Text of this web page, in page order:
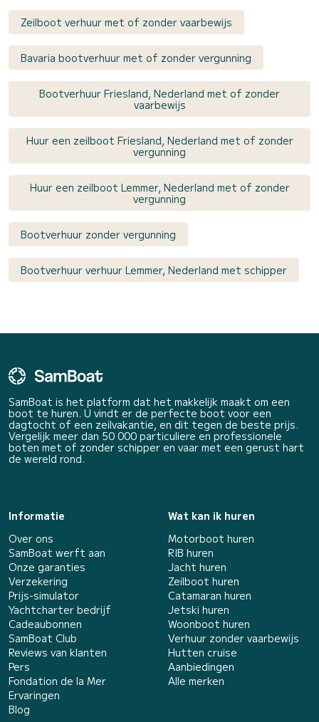
Zeilboot verhuur met of zonder vaarbewijs
Bavaria bootverhuur met of zonder vergunning
Bootverhuur Friesland, Nederland met of zonder
vaarbewijs
Huur een zeilboot Friesland, Nederland met of zonder
vergunning
Huur een zeilboot Lemmer, Nederland met of zonder
vergunning
Bootverhuur zonder vergunning
Bootverhuur verhuur Lemmer, Nederland met schipper
SamBoat is het platform dat het makkelijk maakt om een
boot te huren. U vindt er de perfecte boot voor een
dagtocht of een zeilvakantie, en dit tegen de beste prijs.
Vergelijk meer dan 50 000 particuliere en professionele
boten met of zonder schipper en vaar met een gerust hart
de wereld rond.
Informatie
Over ons
SamBoat werft aan
Onze garanties
Verzekering
Prijs-simulator
Yachtcharter bedrijf
Cadeaubonnen
SamBoat Club
Reviews van klanten
Pers
Fondation de la Mer
Ervaringen
Blog
Wat kan ik huren
Motorboot huren
RIB huren
Jacht huren
Zeilboot huren
Catamaran huren
Jetski huren
Woonboot huren
Verhuur zonder vaarbewijs
Hutten cruise
Aanbiedingen
Alle merken